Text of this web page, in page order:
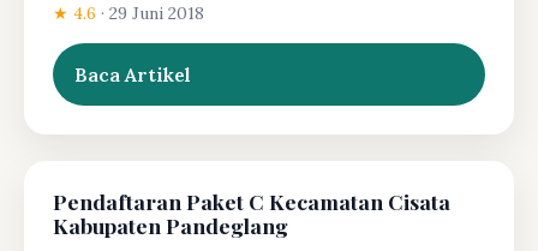
★ 4.6 · 29 Juni 2018
Baca Artikel
Pendaftaran Paket C Kecamatan Cisata
Kabupaten Pandeglang